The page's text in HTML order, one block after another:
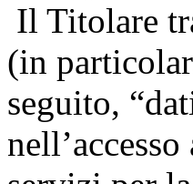
Il Titolare
(in
seguito,